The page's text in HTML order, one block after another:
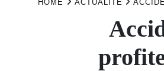
HOME ACTUALITÉ